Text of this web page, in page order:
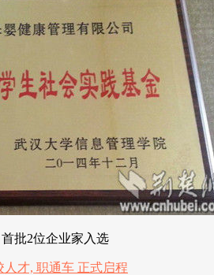
批2位企业家入选